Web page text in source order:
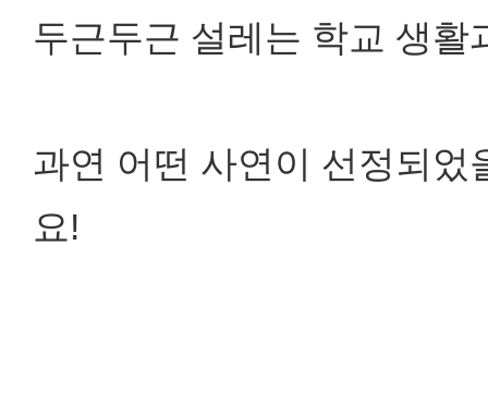
두근두근 설레는 학교 생
과연 어떤 사연이 선정되었
요!